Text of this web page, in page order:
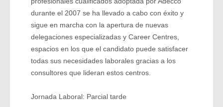
durante el 2007 se ha llevado a cabo con éxito y
sigue en marcha con la apertura de nuevas
delegaciones especializadas y Career Centres,
espacios en los que el candidato puede satisfacer
todas sus necesidades laborales gracias a los
consultores que lideran estos centros.
Jornada Laboral: Parcial tarde